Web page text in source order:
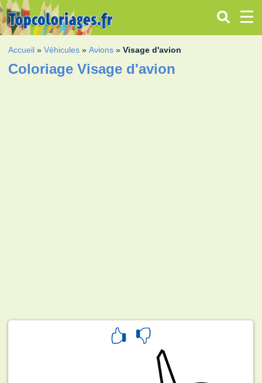
Accueil »Véhicules »Avions »Visage d'avion
Coloriage Visage d'avion